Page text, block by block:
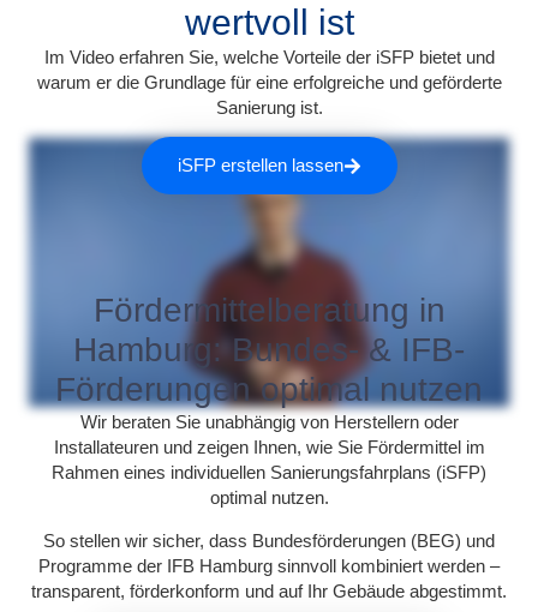
wertvoll ist
Im Video erfahren Sie, welche Vorteile der iSFP bietet und
warum er die Grundlage für eine erfolgreiche und geförderte
Sanierung ist.
iSFP erstellen lassen
Fördermittelberatung in
Hamburg: Bundes- & IFB-
Förderungen optimal nutzen
Wir beraten Sie unabhängig von Herstellern oder
Installateuren und zeigen Ihnen, wie Sie Fördermittel im
Rahmen eines individuellen Sanierungsfahrplans (iSFP)
optimal nutzen.
So stellen wir sicher, dass Bundesförderungen (BEG) und
Programme der IFB Hamburg sinnvoll kombiniert werden –
transparent, förderkonform und auf Ihr Gebäude abgestimmt.